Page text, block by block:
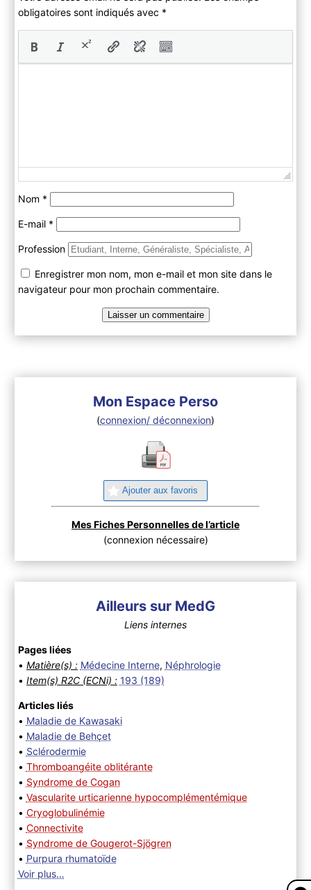
obligatoires sont indiqués avec *
Nom *
E-mail *
Profession
Enregistrer mon nom, mon e-mail et mon site dans le
navigateur pour mon prochain commentaire.
Mon Espace Perso
(connexion/ déconnexion)
Ajouter aux favoris
Mes Fiches Personnelles de l’article
(connexion nécessaire)
Ailleurs sur MedG
Liens internes
Pages liées
• Matière(s) : Médecine Interne, Néphrologie
• Item(s) R2C (ECNi) : 193 (189)
Articles liés
• Maladie de Kawasaki
• Maladie de Behçet
• Sclérodermie
• Thromboangéite oblitérante
• Syndrome de Cogan
• Vascularite urticarienne hypocomplémentémique
• Cryoglobulinémie
• Connectivite
• Syndrome de Gougerot-Sjögren
• Purpura rhumatoïde
Voir plus…